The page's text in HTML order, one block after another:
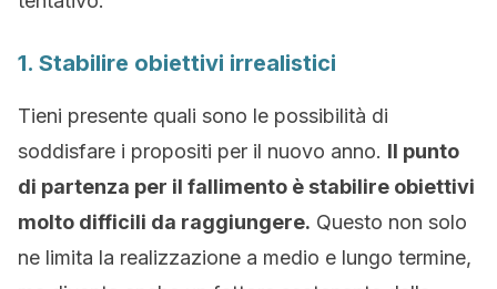
1. Stabilire obiettivi irrealistici
Tieni presente quali sono le possibilità di
soddisfare i propositi per il nuovo anno. Il punto
di partenza per il fallimento è stabilire obiettivi
molto difficili da raggiungere. Questo non solo
ne limita la realizzazione a medio e lungo termine,